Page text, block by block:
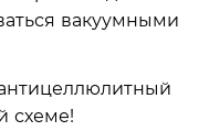
вакуумными
схеме!